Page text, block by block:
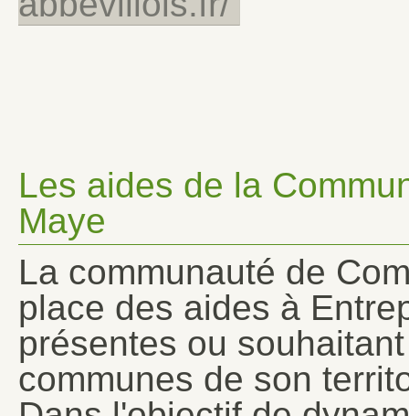
Les aides de la
Maye
La communauté de
place des aides à
présentes ou
communes de son